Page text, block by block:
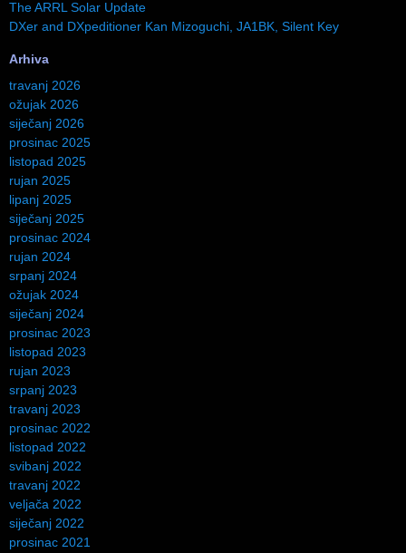
The ARRL Solar Update
DXer and DXpeditioner Kan Mizoguchi, JA1BK, Silent Key
Arhiva
travanj 2026
ožujak 2026
siječanj 2026
prosinac 2025
listopad 2025
rujan 2025
lipanj 2025
siječanj 2025
prosinac 2024
rujan 2024
srpanj 2024
ožujak 2024
siječanj 2024
prosinac 2023
listopad 2023
rujan 2023
srpanj 2023
travanj 2023
prosinac 2022
listopad 2022
svibanj 2022
travanj 2022
veljača 2022
siječanj 2022
prosinac 2021